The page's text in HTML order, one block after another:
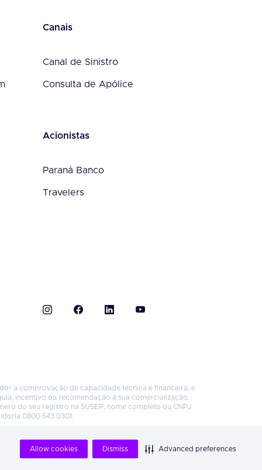
Allow cookies Dismiss Advanced preferences
Canais
Canal de Sinistro
Consulta de Apólice
Acionistas
Paraná Banco
Travelers
a comprovação de capacidade técnica e financeira, e
incentivo ou recomendação à sua comercialização.
do seu registro na SUSEP, nome completo ou CNPJ
0800 643 0301.